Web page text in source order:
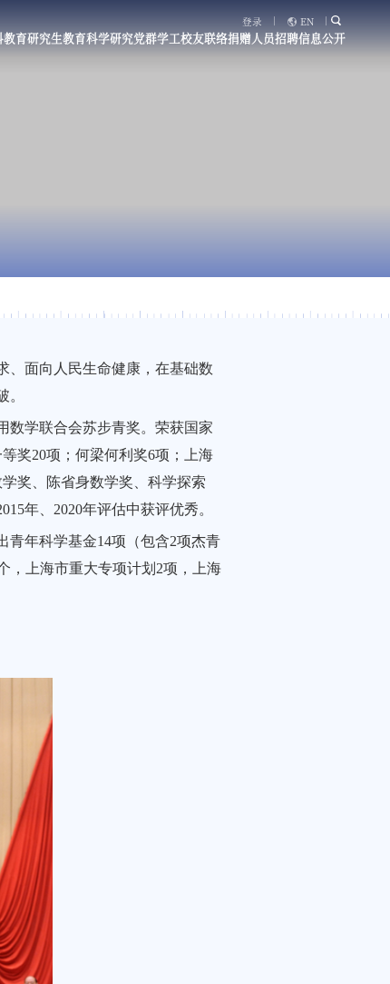
登录 EN
教育研究生教育科学研究党群学工校友联络捐赠人员招聘信息公开
、面向人民生命健康，在基础数
数学联合会苏步青奖。荣获国家
奖20项；何梁何利奖6项；上海
奖、陈省身数学奖、科学探索
年、2020年评估中获评优秀。
青年科学基金14项（包含2项杰青
，上海市重大专项计划2项，上海